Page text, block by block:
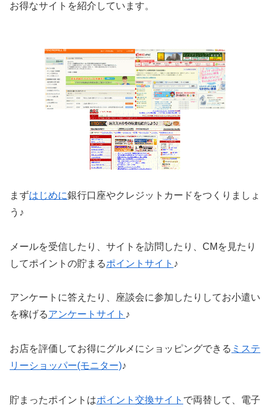
お得なサイトを紹介しています。
まずはじめに銀行口座やクレジットカードをつくりましょ
う♪
メールを受信したり、サイトを訪問したり、CMを見たり
してポイントの貯まるポイントサイト ♪
アンケートに答えたり、座談会に参加したりしてお小遣い
を稼げるアンケートサイト ♪
お店を評価してお得にグルメにショッピングできる ミステ
リーショッパー(モニター)♪
貯まったポイントはポイント交換サイト で両替して、電子